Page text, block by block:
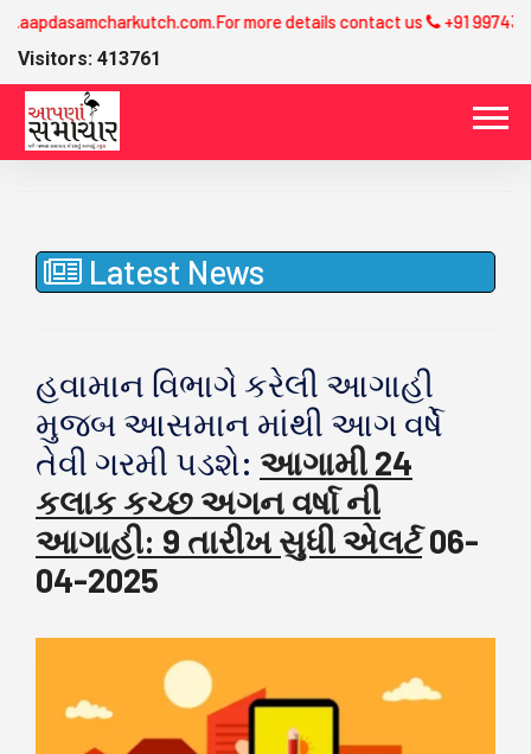
more details contact us +91 9974358581
Visitors: 413761
Latest News
હવામાન વિભાગે કરેલી આગાહી
મુજબ આસમાન માંથી આગ વર્ષે
તેવી ગરમી પડશે: આગામી 24
કલાક કચ્છ અગન વર્ષા ની
આગાહી: 9 તારીખ સુધી એલર્ટ06-
04-2025